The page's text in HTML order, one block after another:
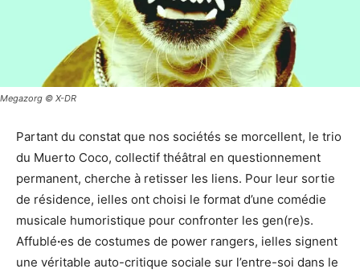
Megazorg © X-DR
Partant du constat que nos sociétés se morcellent, le trio
du Muerto Coco, collectif théâtral en questionnement
permanent, cherche à retisser les liens. Pour leur sortie
de résidence, ielles ont choisi le format d’une comédie
musicale humoristique pour confronter les gen(re)s.
Affublé·es de costumes de power rangers, ielles signent
une véritable auto-critique sociale sur l’entre-soi dans le